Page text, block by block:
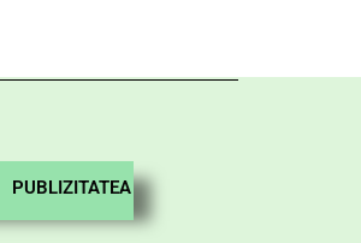
PUBLIZITATEA